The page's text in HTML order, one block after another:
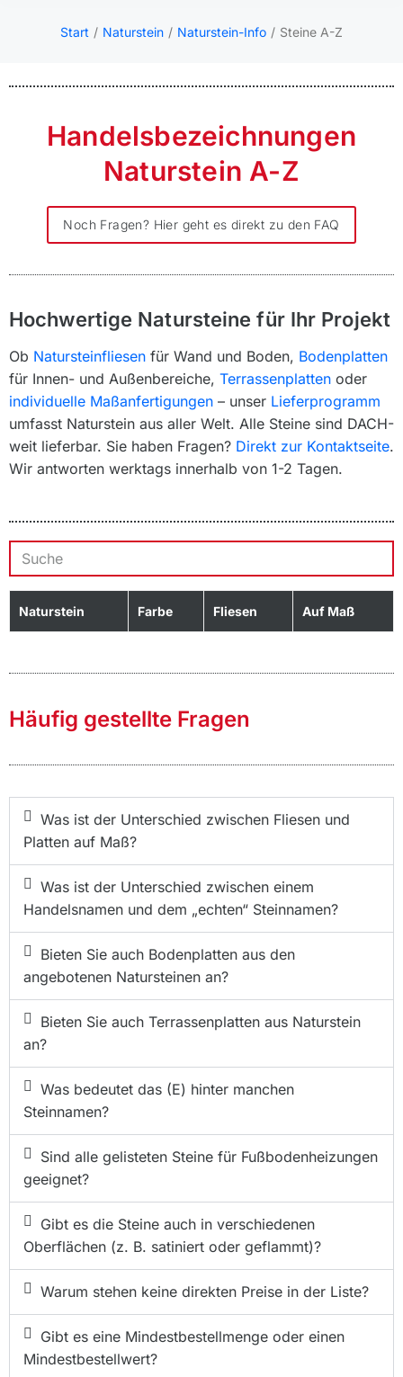
Sie befinden sich hier:
Start Naturstein Naturstein-Info Steine A-Z
Handelsbezeichnungen
Naturstein A-Z
Noch Fragen? Hier geht es direkt zu den FAQ
Hochwertige Natursteine für Ihr Projekt
Ob Natursteinfliesen für Wand und Boden, Bodenplatten
für Innen- und Außenbereiche, Terrassenplatten oder
individuelle Maßanfertigungen – unser Lieferprogramm
umfasst Naturstein aus aller Welt. Alle Steine sind DACH-
weit lieferbar. Sie haben Fragen? Direkt zur Kontaktseite.
Wir antworten werktags innerhalb von 1-2 Tagen.
Naturstein Farbe Fliesen Auf Maß
Häufig gestellte Fragen
Was ist der Unterschied zwischen Fliesen und
Platten auf Maß?
Was ist der Unterschied zwischen einem
Handelsnamen und dem „echten“ Steinnamen?
Bieten Sie auch Bodenplatten aus den
angebotenen Natursteinen an?
Bieten Sie auch Terrassenplatten aus Naturstein
an?
Was bedeutet das (E) hinter manchen
Steinnamen?
Sind alle gelisteten Steine für Fußbodenheizungen
geeignet?
Gibt es die Steine auch in verschiedenen
Oberflächen (z. B. satiniert oder geflammt)?
Warum stehen keine direkten Preise in der Liste?
Gibt es eine Mindestbestellmenge oder einen
Mindestbestellwert?